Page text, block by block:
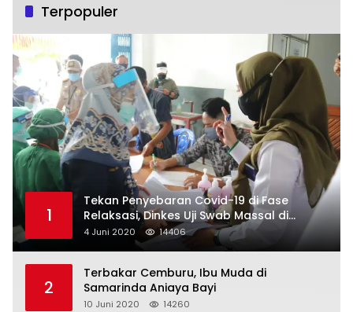
Terpopuler
1
Tekan Penyebaran Covid-19 di Fase
Relaksasi, Dinkes Uji Swab Massal di
Pelabuhan Samarinda
4 Juni 2020 14406
2
Terbakar Cemburu, Ibu Muda di
Samarinda Aniaya Bayi
10 Juni 2020 14260